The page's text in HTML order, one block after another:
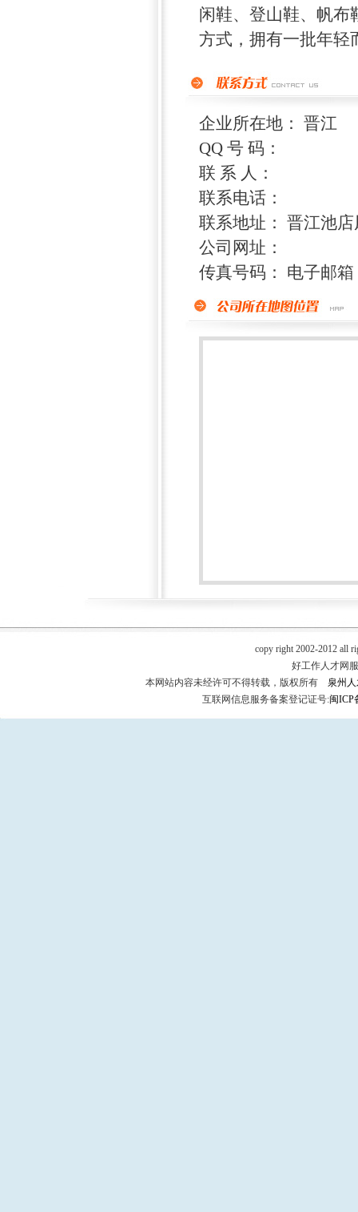
闲鞋、登山鞋、帆布
方式，拥有一批年轻
企业所在地： 晋江
QQ 号 码：
联 系 人：
联系电话：
联系地址： 晋江池
公司网址：
传真号码： 电子邮箱
copy right 2002-2012 all
好工作人才网
本网站内容未经许可不得转载，版权所有
泉州
互联网信息服务备案登记证号:闽ICP